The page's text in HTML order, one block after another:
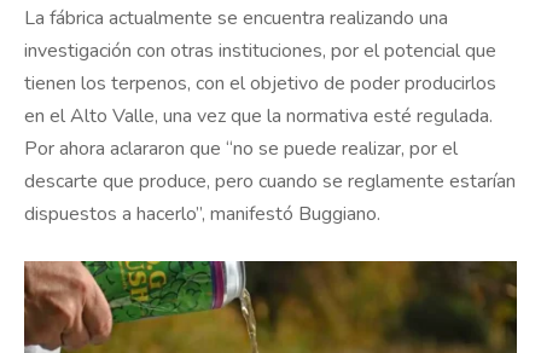
La fábrica actualmente se encuentra realizando una
investigación con otras instituciones, por el potencial que
tienen los terpenos, con el objetivo de poder producirlos
en el Alto Valle, una vez que la normativa esté regulada.
Por ahora aclararon que “no se puede realizar, por el
descarte que produce, pero cuando se reglamente estarían
dispuestos a hacerlo”, manifestó Buggiano.